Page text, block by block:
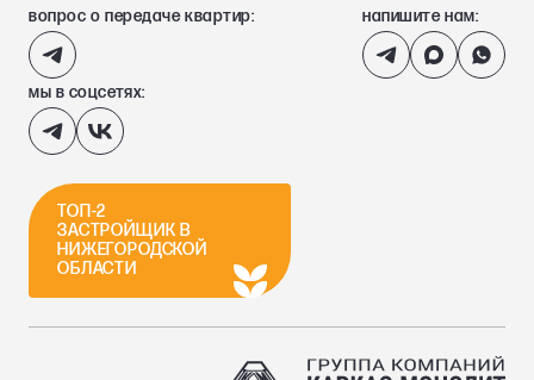
вопрос о передаче квартир: напишите нам:
мы в соцсетях:
ТОП-2
ЗАСТРОЙЩИК В
НИЖЕГОРОДСКОЙ
ОБЛАСТИ